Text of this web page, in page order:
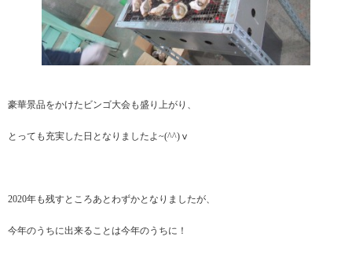
豪華景品をかけたビンゴ大会も盛り上がり、
とっても充実した日となりましたよ~(^^)ⅴ
2020年も残すところあとわずかとなりましたが、
今年のうちに出来ることは今年のうちに！